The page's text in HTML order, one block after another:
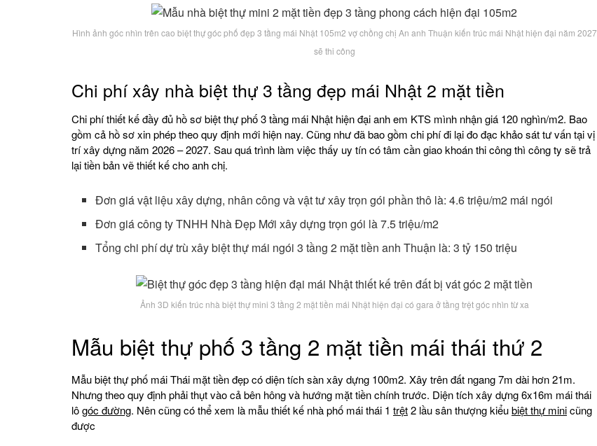
Hình ảnh góc nhìn trên cao biệt thự góc phố đẹp 3 tầng mái Nhật 105m2 vợ chồng chị An anh Thuận kiến trúc mái Nhật hiện đại năm 2027
sẽ thi công
Chi phí xây nhà biệt thự 3 tầng đẹp mái Nhật 2 mặt tiền
Chi phí thiết kế đầy đủ hồ sơ biệt thự phố 3 tầng mái Nhật hiện đại anh em KTS mình nhận giá 120 nghìn/m2. Bao
gồm cả hồ sơ xin phép theo quy định mới hiện nay. Cũng như đã bao gồm chi phí đi lại đo đạc khảo sát tư vấn tại vị
trí xây dựng năm 2026 – 2027. Sau quá trình làm việc thấy uy tín có tâm cần giao khoán thi công thì công ty sẽ trả
lại tiền bản vẽ thiết kế cho anh chị.
Đơn giá vật liệu xây dựng, nhân công và vật tư xây trọn gói phần thô là: 4.6 triệu/m2 mái ngói
Đơn giá công ty TNHH Nhà Đẹp Mới xây dựng trọn gói là 7.5 triệu/m2
Tổng chi phí dự trù xây biệt thự mái ngói 3 tầng 2 mặt tiền anh Thuận là: 3 tỷ 150 triệu
Ảnh 3D kiến trúc nhà biệt thự mini 3 tầng 2 mặt tiền mái Nhật hiện đại có gara ở tầng trệt góc nhìn từ xa
Mẫu biệt thự phố 3 tầng 2 mặt tiền mái thái thứ 2
Mẫu biệt thự phố mái Thái mặt tiền đẹp có diện tích sàn xây dựng 100m2. Xây trên đất ngang 7m dài hơn 21m.
Nhưng theo quy định phải thụt vào cả bên hông và hướng mặt tiền chính trước. Diện tích xây dựng 6x16m mái thái
lôgóc đường. Nên cũng có thể xem là mẫu thiết kế nhà phố mái thái 1 trệt2 lầu sân thượng kiểubiệt thự minicũng
được